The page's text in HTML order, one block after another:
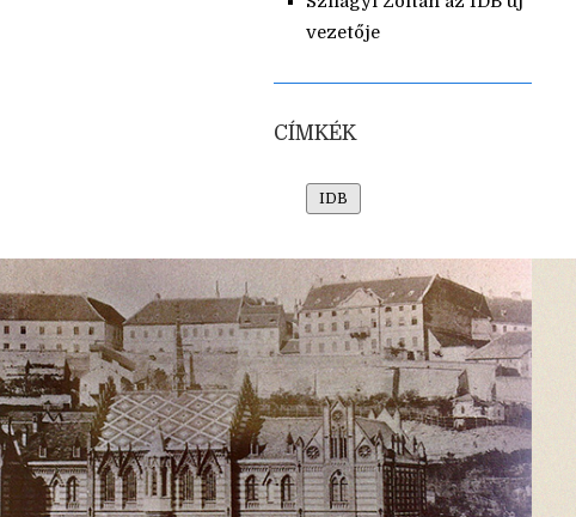
vezetője
CÍMKÉK
IDB